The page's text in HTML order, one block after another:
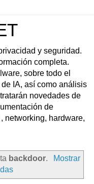
y seguridad.
completa.
sobre todo el
IA, así como análisis
novedades de
de
networking, hardware,
backdoor.
Mostrar